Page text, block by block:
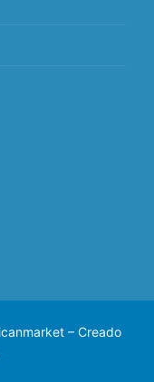
– Creado